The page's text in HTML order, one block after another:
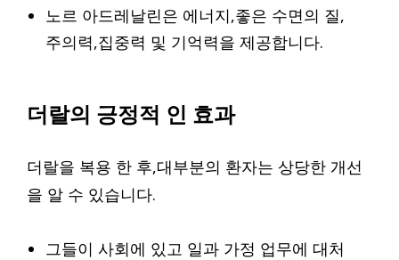
노르 아드레날린은 에너지,좋은 수면의 질,
주의력,집중력 및 기억력을 제공합니다.
더랄의 긍정적 인 효과
더랄을 복용 한 후,대부분의 환자는 상당한 개선
을 알 수 있습니다.
그들이 사회에 있고 일과 가정 업무에 대처